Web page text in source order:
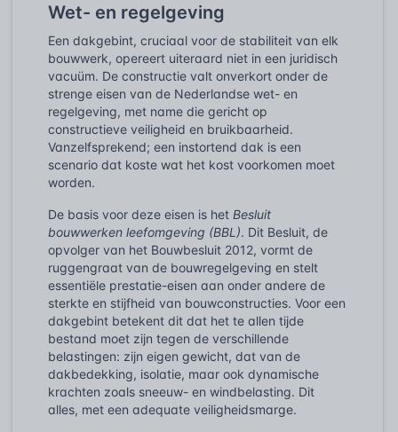
Wet- en regelgeving
Een dakgebint, cruciaal voor de stabiliteit van elk
bouwwerk, opereert uiteraard niet in een juridisch
vacuüm. De constructie valt onverkort onder de
strenge eisen van de Nederlandse wet- en
regelgeving, met name die gericht op
constructieve veiligheid en bruikbaarheid.
Vanzelfsprekend; een instortend dak is een
scenario dat koste wat het kost voorkomen moet
worden.
De basis voor deze eisen is het Besluit
bouwwerken leefomgeving (BBL). Dit Besluit, de
opvolger van het Bouwbesluit 2012, vormt de
ruggengraat van de bouwregelgeving en stelt
essentiële prestatie-eisen aan onder andere de
sterkte en stijfheid van bouwconstructies. Voor een
dakgebint betekent dit dat het te allen tijde
bestand moet zijn tegen de verschillende
belastingen: zijn eigen gewicht, dat van de
dakbedekking, isolatie, maar ook dynamische
krachten zoals sneeuw- en windbelasting. Dit
alles, met een adequate veiligheidsmarge.